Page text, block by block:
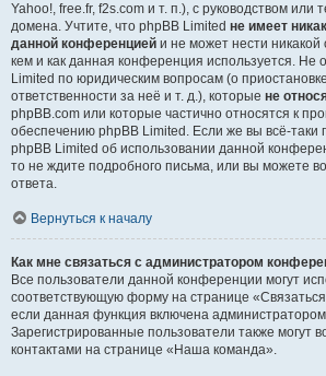
Yahoo!, free.fr, f2s.com и т. п.), с руководством или
домена. Учтите, что phpBB Limited не имеет
данной конференцией и не может нести никакой
кем и как данная конференция используется. Не
Limited по юридическим вопросам (о
ответственности за неё и т. д.), которые не
phpBB.com или которые частично относятся к
обеспечению phpBB Limited. Если же вы всё-таки
phpBB Limited об использовании данной
то не ждите подробного письма, или вы можете
ответа.
Вернуться к началу
Как мне связаться с администратором
Все пользователи данной конференции могут
соответствующую форму на странице
если данная функция включена
Зарегистрированные пользователи также могут
контактами на странице «Наша команда».